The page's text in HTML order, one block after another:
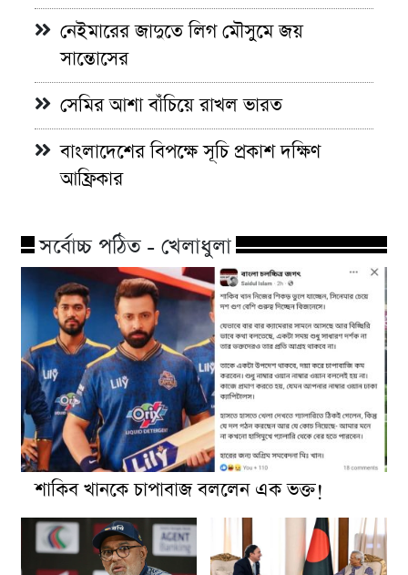
নেইমারের জাদুতে লিগ মৌসুমে জয়
সান্তোসের
সেমির আশা বাঁচিয়ে রাখল ভারত
বাংলাদেশের বিপক্ষে সূচি প্রকাশ দক্ষিণ
আফ্রিকার
সর্বোচ্চ পঠিত - খেলাধুলা
শাকিব খানকে চাপাবাজ বললেন এক ভক্ত!